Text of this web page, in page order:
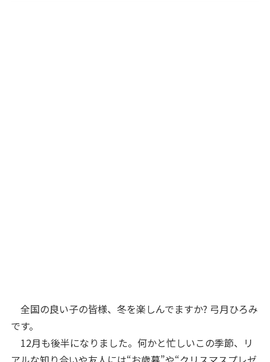
全国の良い子の皆様、冬を楽しんでますか? 弓月ひろみ
です。
12月も後半になりました。何かと忙しいこの季節、リ